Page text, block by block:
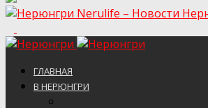
Nerulife – Новости
ГЛАВНАЯ
В НЕРЮНГРИ